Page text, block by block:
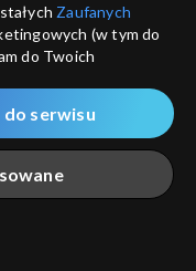
dnia
– Miłosz Motyka
Zaufanych
(w tym do
do Twoich
na udostępnianie
przez
zwanych dalej
za pomocą
serwisu